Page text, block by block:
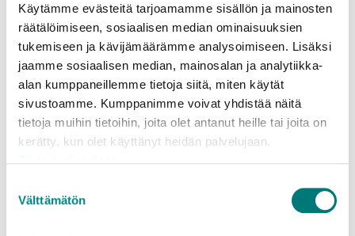
Käytämme evästeitä tarjoamamme sisällön ja mainosten
räätälöimiseen, sosiaalisen median ominaisuuksien
tukemiseen ja kävijämäärämme analysoimiseen. Lisäksi
jaamme sosiaalisen median, mainosalan ja analytiikka-
alan kumppaneillemme tietoja siitä, miten käytät
sivustoamme. Kumppanimme voivat yhdistää näitä
tietoja muihin tietoihin, joita olet antanut heille tai joita on
kerätty, kun olet käyttänyt heidän palvelujaan.
valinta
Välttämätön
Asiakastyytyväisyyskyselyssä arvotaan
palkinto
Kysely löytyy osoitteesta:
www.webropolsurveys.com/rr_asiakaskysely.net
Sinne pääsee myös Rosk’n Rollin kotisivujen kautta
osoitteesta www.rosknroll.fi. Kyselyyn voi vastata
suomeksi tai ruotsiksi.
Asiakastyytyväisyyskysely on avoinna jatkuvasti ja
kehityskohteet arvioidaan ja tarvittaviin toimiin